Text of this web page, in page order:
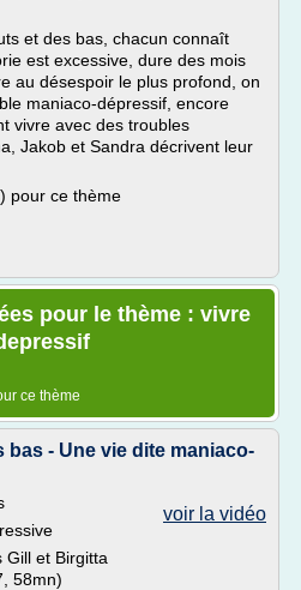
et des bas, chacun connaît
est excessive, dure des mois
au désespoir le plus profond, on
maniaco-dépressif, encore
vivre avec des troubles
Jakob et Sandra décrivent leur
) pour ce thème
pour le thème : vivre
ce thème
bas - Une vie dite maniaco-
voir la vidéo
Gill et Birgitta
58mn)